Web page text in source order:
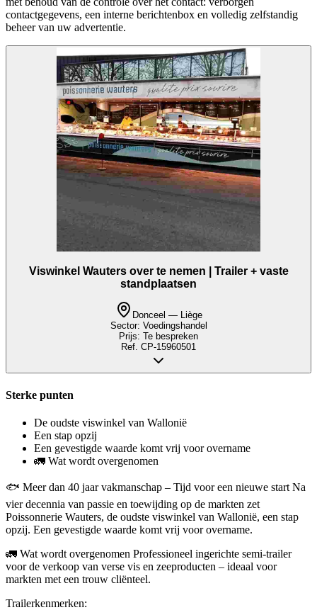
contactgegevens, een interne berichtenbox en volledig zelfstandig
beheer van uw advertentie.
Viswinkel Wauters over te nemen | Trailer + vaste
standplaatsen
Donceel — Liège
Sector: Voedingshandel
Prijs: Te bespreken
Ref. CP-15960501
Sterke punten
De oudste viswinkel van Wallonië
Een stap opzij
Een gevestigde waarde komt vrij voor overname
🚛 Wat wordt overgenomen
🐟 Meer dan 40 jaar vakmanschap – Tijd voor een nieuwe start Na
vier decennia van passie en toewijding op de markten zet
Poissonnerie Wauters, de oudste viswinkel van Wallonië, een stap
opzij. Een gevestigde waarde komt vrij voor overname.
🚛 Wat wordt overgenomen Professioneel ingerichte semi-trailer
voor de verkoop van verse vis en zeeproducten – ideaal voor
markten met een trouw cliënteel.
Trailerkenmerken: